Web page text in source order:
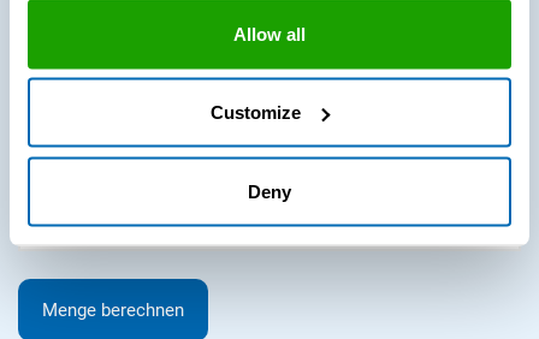
Allow all
Customize
Deny
Fläche in m²
Menge berechnen